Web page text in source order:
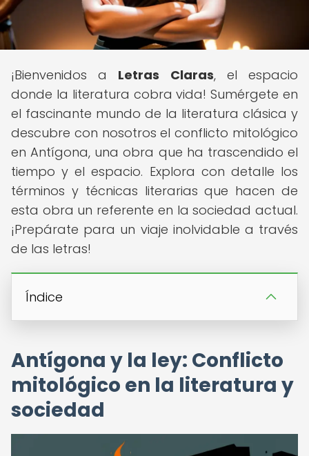
¡Bienvenidos a Letras Claras, el espacio
donde la literatura cobra vida! Sumérgete en
el fascinante mundo de la literatura clásica y
descubre con nosotros el conflicto mitológico
en Antígona, una obra que ha trascendido el
tiempo y el espacio. Explora con detalle los
términos y técnicas literarias que hacen de
esta obra un referente en la sociedad actual.
¡Prepárate para un viaje inolvidable a través
de las letras!
Índice
Antígona y la ley: Conflicto
mitológico en la literatura y
sociedad